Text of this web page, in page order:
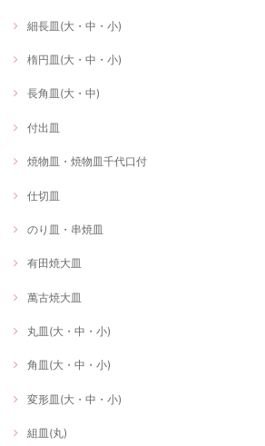
細長皿(大・中・小)
楕円皿(大・中・小)
長角皿(大・中)
付出皿
焼物皿・焼物皿千代口付
仕切皿
のり皿・串焼皿
有田焼大皿
萬古焼大皿
丸皿(大・中・小)
角皿(大・中・小)
変形皿(大・中・小)
組皿(丸)